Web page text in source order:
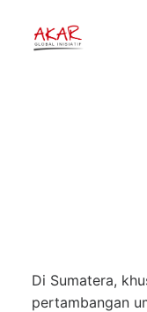
Catatan
Di Sumatera,
pertambangan